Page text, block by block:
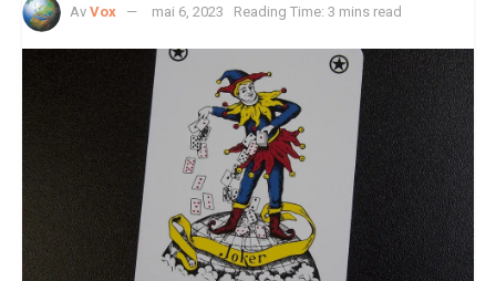
Av Vox mai 6, 2023 Reading Time: 3 mins read